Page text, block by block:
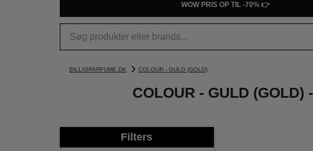
PRØV DUFTGUIDEN👉
BILLIGPARFUME.DK COLOUR - GULD (GOLD)
COLOUR - GULD
Filters